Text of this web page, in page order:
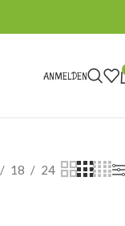
ANMELDEN
18 24